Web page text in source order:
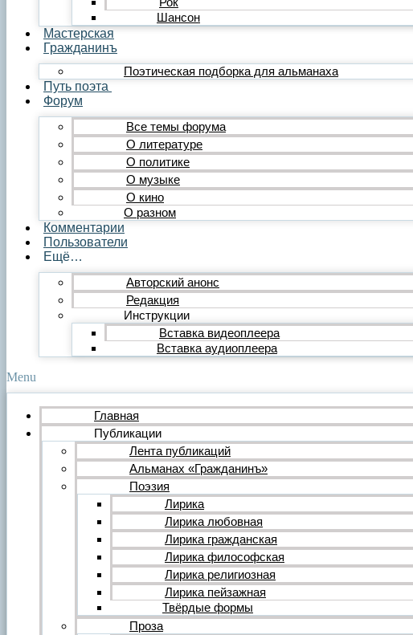
Шансон
Мастерская
Гражданинъ
Поэтическая подборка для альманаха
Путь поэта
Форум
Все темы форума
О литературе
О политике
О музыке
О кино
О разном
Комментарии
Пользователи
Ещё…
Авторский анонс
Редакция
Инструкции
Вставка видеоплеера
Вставка аудиоплеера
Menu
Главная
Публикации
Лента публикаций
Альманах «Гражданинъ»
Поэзия
Лирика
Лирика любовная
Лирика гражданская
Лирика философская
Лирика религиозная
Лирика пейзажная
Твёрдые формы
Проза
Лирика религиозная
Лирика пейзажная
Твёрдые формы
Проза
Рассказ
Повесть
Миниатюра
Сатира и юмор
Сказка
Публицистика
Статья
Обзор
Очерк
Эссе
Интервью
Критика
Критический разбор
Видео
Видеопоэзия
Фильм
Видеообзор
Видеоклип
Музыка
Песня
Поп
Рок
Шансон
Мастерская
Гражданинъ
Поэтическая подборка для альманаха
Путь поэта
Все темы форума
О литературе
О политике
О музыке
О кино
О разном
Комментарии
Пользователи